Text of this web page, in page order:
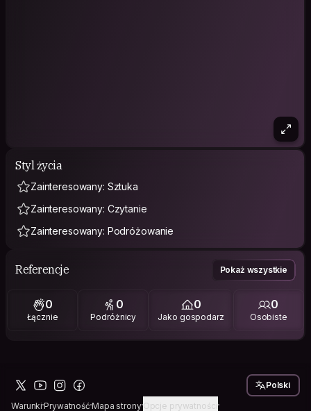
Styl życia
Zainteresowany: Sztuka
Zainteresowany: Czytanie
Zainteresowany: Podróżowanie
Referencje Pokaż wszystkie
0
Łącznie
0
Podróżnicy
0
Jako gospodarz
0
Osobiste
WarunkiPrywatnośćMapa stronyOpcje prywatności
Polski